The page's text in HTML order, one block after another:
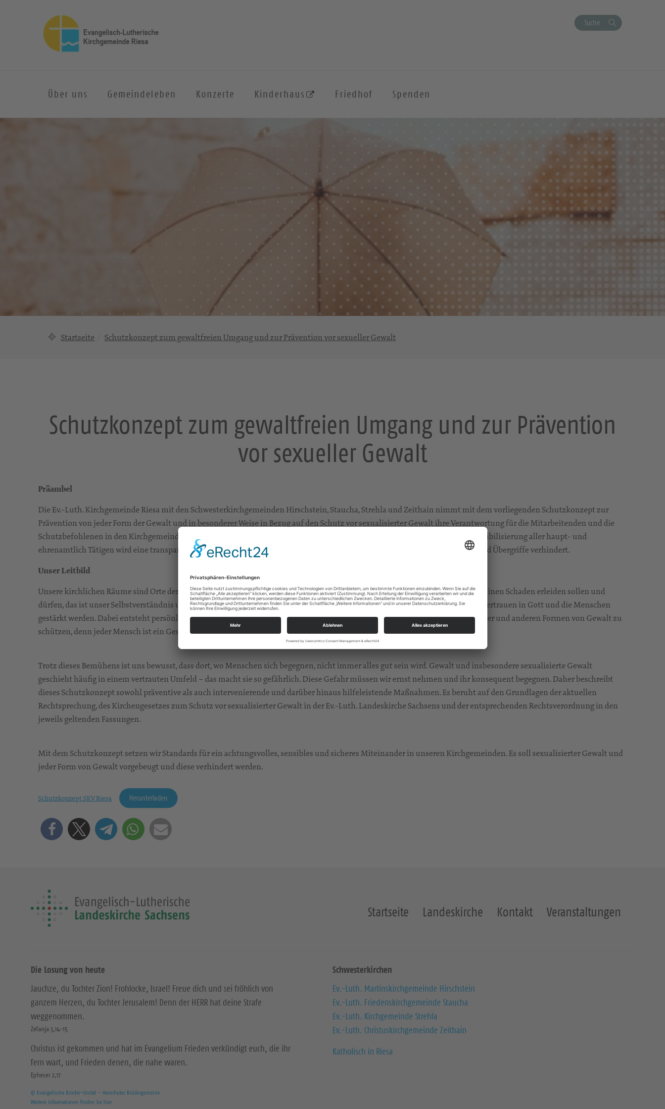
Suche
Über uns Gemeindeleben Konzerte Kinderhaus Friedhof Spenden
Startseite Schutzkonzept zum gewaltfreien Umgang und zur Prävention vor sexueller Gewalt
Schutzkonzept zum gewaltfreien Umgang und zur Prävention
vor sexueller Gewalt
Präambel
Die Ev.-Luth. Kirchgemeinde Riesa mit den Schwesterkirchgemeinden Hirschstein, Staucha, Strehla und Zeithain nimmt mit dem vorliegenden Schutzkonzept zur
Prävention von jeder Form der Gewalt und in besonderer Weise in Bezug auf den Schutz vor sexualisierter Gewalt ihre Verantwortung für die Mitarbeitenden und die
Schutzbefohlenen in den Kirchgemeinden und den dazugehörigen Einrichtungen wahr. Durch Information, Schulung und Sensibilisierung aller haupt- und
ehrenamtlich Tätigen wird eine transparente Kultur der Achtsamkeit und Sprachfähigkeit entstehen, die Grenzverletzungen und Übergriffe verhindert.
Unser Leitbild
Unsere kirchlichen Räume sind Orte der Begegnung und zugleich Schutzräume in denen Kinder, Jugendliche und Erwachsene keinen Schaden erleiden sollen und
dürfen, das ist unser Selbstverständnis und von zentraler Bedeutung. Nur in geschützten Räumen kann Glauben wachsen und Vertrauen in Gott und die Menschen
gestärkt werden. Dabei entsteht persönliche Nähe. Daher sind in unseren Räumen und Vollzügen alle Menschen vor sexualisierter und anderen Formen von Gewalt zu
schützen, denn jeder Mensch ist ein Geschöpf Gottes und hat damit eine eigene unantastbare Würde.
Trotz dieses Bemühens ist uns bewusst, dass dort, wo Menschen sich begegnen, nicht immer alles gut sein wird. Gewalt und insbesondere sexualisierte Gewalt
geschieht häufig in einem vertrauten Umfeld – das macht sie so gefährlich. Diese Gefahr müssen wir ernst nehmen und ihr konsequent begegnen. Daher beschreibt
dieses Schutzkonzept sowohl präventive als auch intervenierende und darüber hinaus hilfeleistende Maßnahmen. Es beruht auf den Grundlagen der aktuellen
Rechtsprechung, des Kirchengesetzes zum Schutz vor sexualisierter Gewalt in der Ev.-Luth. Landeskirche Sachsens und der entsprechenden Rechtsverordnung in den
jeweils geltenden Fassungen.
Mit dem Schutzkonzept setzen wir Standards für ein achtungsvolles, sensibles und sicheres Miteinander in unseren Kirchgemeinden. Es soll sexualisierter Gewalt und
jeder Form von Gewalt vorgebeugt und diese verhindert werden.
Schutzkonzept SKV Riesa Herunterladen
Startseite Landeskirche Kontakt Veranstaltungen
Die Losung von heute
Jauchze, du Tochter Zion! Frohlocke, Israel! Freue dich und sei fröhlich von
ganzem Herzen, du Tochter Jerusalem! Denn der HERR hat deine Strafe
weggenommen.
Zefanja 3,14-15
Christus ist gekommen und hat im Evangelium Frieden verkündigt euch, die ihr
fern wart, und Frieden denen, die nahe waren.
Epheser 2,17
© Evangelische Brüder-Unität – Herrnhuter Brüdergemeine
Weitere Informationen finden Sie hier
Schwesterkirchen
Ev.-Luth. Martinskirchgemeinde Hirschstein
Ev.-Luth. Friedenskirchgemeinde Staucha
Ev.-Luth. Kirchgemeinde Strehla
Ev.-Luth. Christuskirchgemeinde Zeithain
Katholisch in Riesa